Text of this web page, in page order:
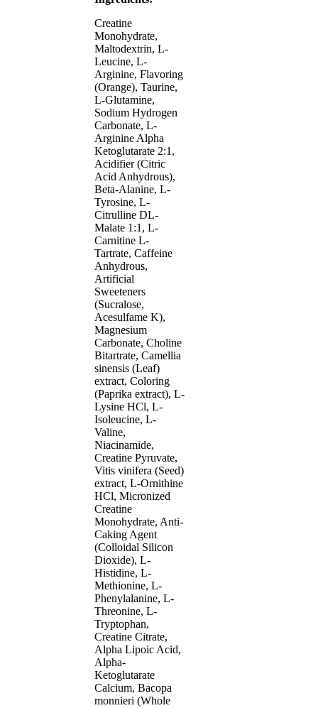
Creatine
Monohydrate,
Maltodextrin, L-
Leucine, L-
Arginine, Flavoring
(Orange), Taurine,
L-Glutamine,
Sodium Hydrogen
Carbonate, L-
Arginine Alpha
Ketoglutarate 2:1,
Acidifier (Citric
Acid Anhydrous),
Beta-Alanine, L-
Tyrosine, L-
Citrulline DL-
Malate 1:1, L-
Carnitine L-
Tartrate, Caffeine
Anhydrous,
Artificial
Sweeteners
(Sucralose,
Acesulfame K),
Magnesium
Carbonate, Choline
Bitartrate, Camellia
sinensis (Leaf)
extract, Coloring
(Paprika extract), L-
Lysine HCl, L-
Isoleucine, L-
Valine,
Niacinamide,
Creatine Pyruvate,
Vitis vinifera (Seed)
extract, L-Ornithine
HCl, Micronized
Creatine
Monohydrate, Anti-
Caking Agent
(Colloidal Silicon
Dioxide), L-
Histidine, L-
Methionine, L-
Phenylalanine, L-
Threonine, L-
Tryptophan,
Creatine Citrate,
Alpha Lipoic Acid,
Alpha-
Ketoglutarate
Calcium, Bacopa
monnieri (Whole